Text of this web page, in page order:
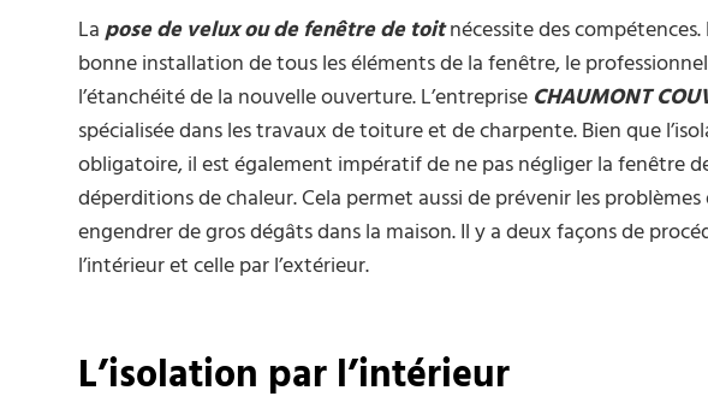
Lapose de velux ou de fenêtre de toitnécessite des
bonne installation de tous les éléments de la fenêtre, le
l’étanchéité de la nouvelle ouverture. L’entreprise CHAUMONT
spécialisée dans les travaux de toiture et de charpente. Bien que
obligatoire, il est également impératif de ne pas négliger la fenêtre
déperditions de chaleur. Cela permet aussi de prévenir les
engendrer de gros dégâts dans la maison. Il y a deux façons de
l’intérieur et celle par l’extérieur.
L’isolation par l’intérieur